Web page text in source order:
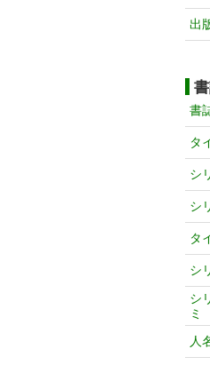
出
書
タ
シ
シ
タ
シ
シ
ミ
人